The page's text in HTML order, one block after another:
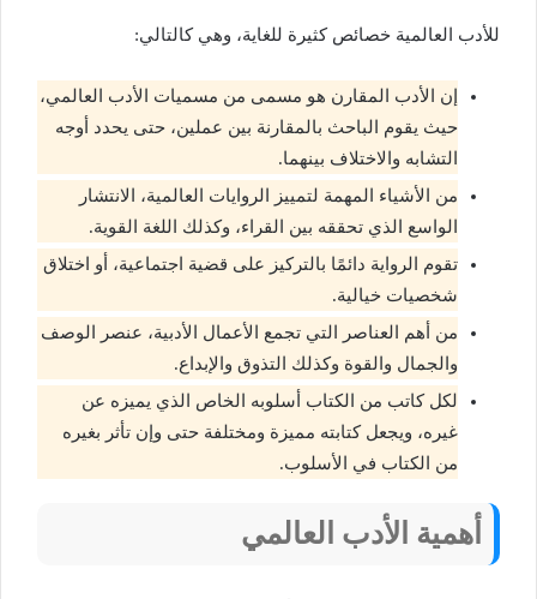
للأدب العالمية خصائص كثيرة للغاية، وهي كالتالي:
إن الأدب المقارن هو مسمى من مسميات الأدب العالمي،
حيث يقوم الباحث بالمقارنة بين عملين، حتى يحدد أوجه
التشابه والاختلاف بينهما.
من الأشياء المهمة لتمييز الروايات العالمية، الانتشار
الواسع الذي تحققه بين القراء، وكذلك اللغة القوية.
تقوم الرواية دائمًا بالتركيز على قضية اجتماعية، أو اختلاق
شخصيات خيالية.
من أهم العناصر التي تجمع الأعمال الأدبية، عنصر الوصف
والجمال والقوة وكذلك التذوق والإبداع.
لكل كاتب من الكتاب أسلوبه الخاص الذي يميزه عن
غيره، ويجعل كتابته مميزة ومختلفة حتى وإن تأثر بغيره
من الكتاب في الأسلوب.
أهمية الأدب العالمي